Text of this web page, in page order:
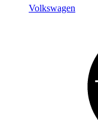
Volkswagen